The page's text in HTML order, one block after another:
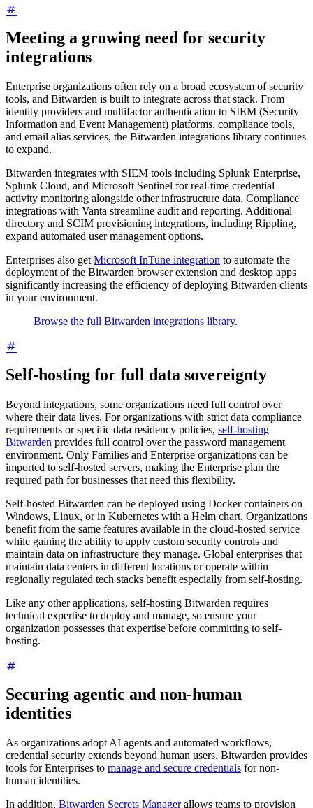
Meeting a growing need for security
integrations
Enterprise organizations often rely on a broad ecosystem of security
tools, and Bitwarden is built to integrate across that stack. From
identity providers and multifactor authentication to SIEM (Security
Information and Event Management) platforms, compliance tools,
and email alias services, the Bitwarden integrations library continues
to expand.
Bitwarden integrates with SIEM tools including Splunk Enterprise,
Splunk Cloud, and Microsoft Sentinel for real-time credential
activity monitoring alongside other infrastructure data. Compliance
integrations with Vanta streamline audit and reporting. Additional
directory and SCIM provisioning integrations, including Rippling,
expand automated user management options.
Enterprises also get Microsoft InTune integration to automate the
deployment of the Bitwarden browser extension and desktop apps
significantly increasing the efficiency of deploying Bitwarden clients
in your environment.
Browse the full Bitwarden integrations library.
Self-hosting for full data sovereignty
Beyond integrations, some organizations need full control over
where their data lives. For organizations with strict data compliance
requirements or specific data residency policies, self-hosting
Bitwarden provides full control over the password management
environment. Only Families and Enterprise organizations can be
imported to self-hosted servers, making the Enterprise plan the
required path for businesses that need this flexibility.
Self-hosted Bitwarden can be deployed using Docker containers on
Windows, Linux, or in Kubernetes with a Helm chart. Organizations
benefit from the same features available in the cloud-hosted service
while gaining the ability to apply custom security controls and
maintain data on infrastructure they manage. Global enterprises that
maintain data centers in different locations or operate within
regionally regulated tech stacks benefit especially from self-hosting.
Like any other applications, self-hosting Bitwarden requires
technical expertise to deploy and manage, so ensure your
organization possesses that expertise before committing to self-
hosting.
Securing agentic and non-human
identities
As organizations adopt AI agents and automated workflows,
credential security extends beyond human users. Bitwarden provides
tools for Enterprises to manage and secure credentials for non-
human identities.
In addition, Bitwarden Secrets Managerallows teams to provision